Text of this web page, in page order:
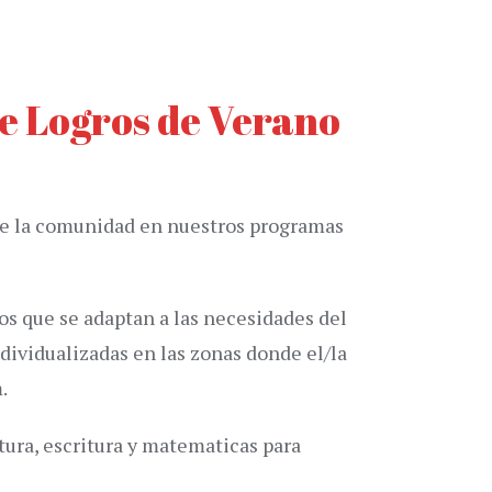
Logros de Verano
la comunidad en nuestros programas
que se adaptan a las necesidades del
en las zonas donde el/la
escritura y matematicas para